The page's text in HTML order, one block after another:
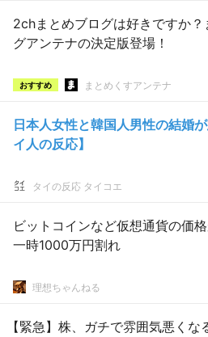
2chまとめブログは好きですか？
グアンテナの決定版登場！
おすすめ まとめくすアンテナ
日本人女性と韓国人男性の結婚
イ人の反応】
タイの反応 タイコエ
ビットコインなど仮想通貨の価
一時1000万円割れ
理想ちゃんねる
【緊急】株、ガチで雰囲気悪く